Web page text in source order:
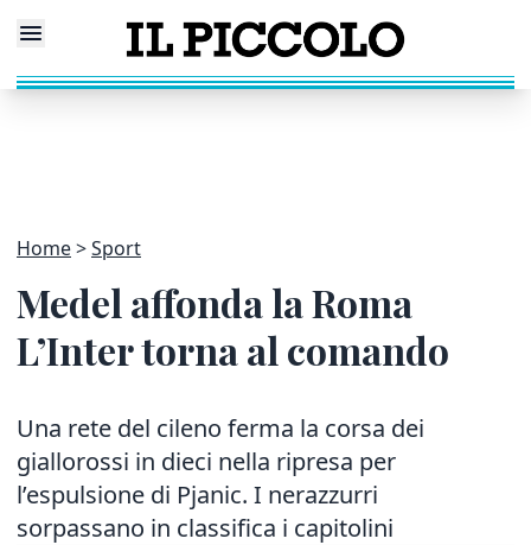
Home Sport
Medel affonda la Roma
L’Inter torna al comando
Una rete del cileno ferma la corsa dei
giallorossi in dieci nella ripresa per
l’espulsione di Pjanic. I nerazzurri
sorpassano in classifica i capitolini